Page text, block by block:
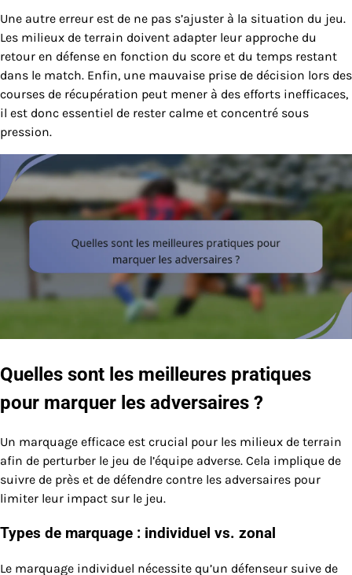
Une autre erreur est de ne pas s’ajuster à la situation du jeu.
Les milieux de terrain doivent adapter leur approche du
retour en défense en fonction du score et du temps restant
dans le match. Enfin, une mauvaise prise de décision lors des
courses de récupération peut mener à des efforts inefficaces,
il est donc essentiel de rester calme et concentré sous
pression.
Quelles sont les meilleures pratiques
pour marquer les adversaires ?
Un marquage efficace est crucial pour les milieux de terrain
afin de perturber le jeu de l’équipe adverse. Cela implique de
suivre de près et de défendre contre les adversaires pour
limiter leur impact sur le jeu.
Types de marquage : individuel vs. zonal
Le marquage individuel nécessite qu’un défenseur suive de